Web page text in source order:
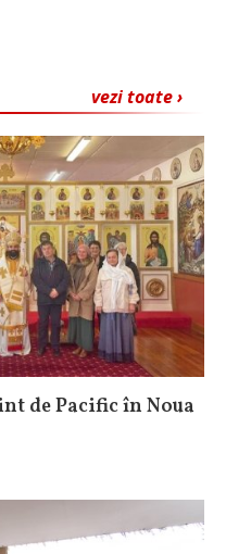
vezi toate ›
de Pacific în Noua